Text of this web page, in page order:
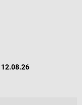
12.08.26